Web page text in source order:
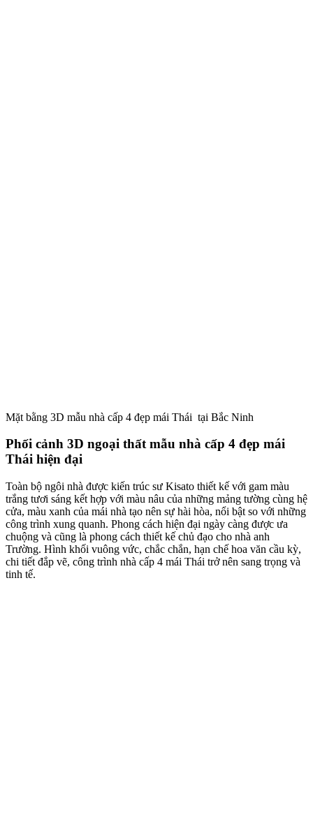
Mặt bằng 3D mẫu nhà cấp 4 đẹp mái Thái tại Bắc Ninh
Phối cảnh 3D ngoại thất mẫu nhà cấp 4 đẹp mái
Thái hiện đại
Toàn bộ ngôi nhà được kiến trúc sư Kisato thiết kế với gam màu
trắng tươi sáng kết hợp với màu nâu của những mảng tường cùng hệ
cửa, màu xanh của mái nhà tạo nên sự hài hòa, nổi bật so với những
công trình xung quanh. Phong cách hiện đại ngày càng được ưa
chuộng và cũng là phong cách thiết kế chủ đạo cho nhà anh
Trường. Hình khối vuông vức, chắc chắn, hạn chế hoa văn cầu kỳ,
chi tiết đắp vẽ, công trình nhà cấp 4 mái Thái trở nên sang trọng và
tinh tế.